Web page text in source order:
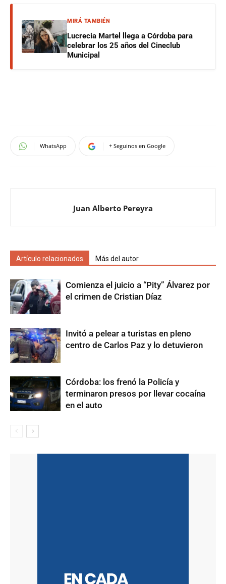
MIRÁ TAMBIÉN
Lucrecia Martel llega a Córdoba para
celebrar los 25 años del Cineclub
Municipal
WhatsApp + Seguinos en Google
Juan Alberto Pereyra
Artículo relacionados Más del autor
Comienza el juicio a “Pity” Álvarez por
el crimen de Cristian Díaz
Invitó a pelear a turistas en pleno
centro de Carlos Paz y lo detuvieron
Córdoba: los frenó la Policía y
terminaron presos por llevar cocaína
en el auto